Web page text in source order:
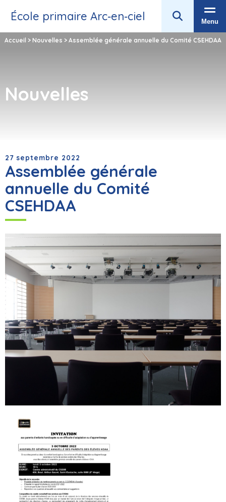
École primaire Arc‑en‑ciel Menu
Accueil > Nouvelles > Assemblée générale annuelle du Comité CSEHDAA
Nouvelles
27 septembre 2022
Assemblée générale
annuelle du Comité
CSEHDAA